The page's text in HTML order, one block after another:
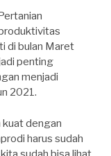
di bulan Maret
penting
menjadi
2021.
kuat dengan
harus sudah